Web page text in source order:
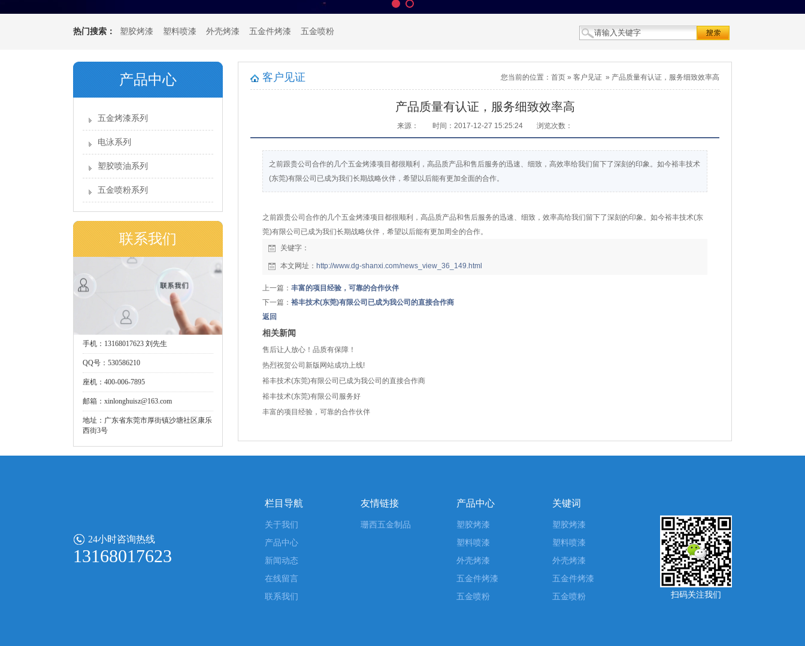
热门搜索： 塑胶烤漆 塑料喷漆 外壳烤漆 五金件烤漆 五金喷粉
产品中心
五金烤漆系列
电泳系列
塑胶喷油系列
五金喷粉系列
联系我们
手机：13168017623 刘先生
QQ号：530586210
座机：400-006-7895
邮箱：xinlonghuisz@163.com
地址：广东省东莞市厚街镇沙塘社区康乐
西街3号
客户见证 您当前的位置： 首页 » 客户见证 » 产品质量有认证，服务细致效率高
产品质量有认证，服务细致效率高
来源： 时间：2017-12-27 15:25:24 浏览次数：
之前跟贵公司合作的几个五金烤漆项目都很顺利，高品质产品和售后服务的迅速、细致，高效率给我们留下了深刻的印象。如今裕丰技术
(东莞)有限公司已成为我们长期战略伙伴，希望以后能有更加全面的合作。
之前跟贵公司合作的几个五金烤漆项目都很顺利，高品质产品和售后服务的迅速、细致，效率高给我们留下了深刻的印象。如今裕丰技术(东
莞)有限公司已成为我们长期战略伙伴，希望以后能有更加周全的合作。
关键字：
本文网址： http://www.dg-shanxi.com/news_view_36_149.html
上一篇： 丰富的项目经验，可靠的合作伙伴
下一篇： 裕丰技术(东莞)有限公司已成为我公司的直接合作商
返回
相关新闻
售后让人放心！品质有保障！
热烈祝贺公司新版网站成功上线!
裕丰技术(东莞)有限公司已成为我公司的直接合作商
裕丰技术(东莞)有限公司服务好
丰富的项目经验，可靠的合作伙伴
24小时咨询热线
13168017623
栏目导航
关于我们
产品中心
新闻动态
在线留言
联系我们
友情链接
珊西五金制品
产品中心
塑胶烤漆
塑料喷漆
外壳烤漆
五金件烤漆
五金喷粉
关键词
塑胶烤漆
塑料喷漆
外壳烤漆
五金件烤漆
五金喷粉
扫码关注我们